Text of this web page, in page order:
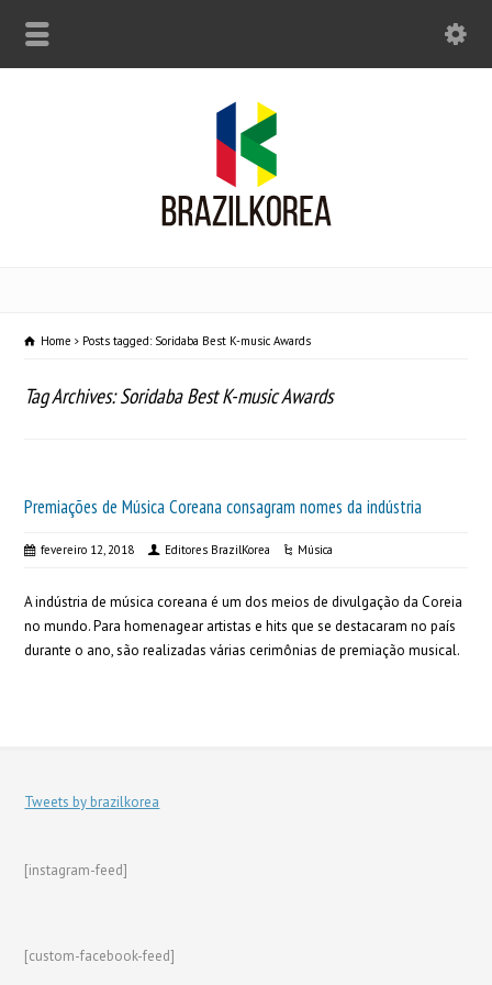
Home Posts tagged: Soridaba Best K-music Awards
Tag Archives: Soridaba Best K-music Awards
Premiações de Música Coreana consagram nomes da indústria
fevereiro 12, 2018 Editores BrazilKorea Música
A indústria de música coreana é um dos meios de divulgação da Coreia
no mundo. Para homenagear artistas e hits que se destacaram no país
durante o ano, são realizadas várias cerimônias de premiação musical.
Tweets by brazilkorea
[instagram-feed]
[custom-facebook-feed]